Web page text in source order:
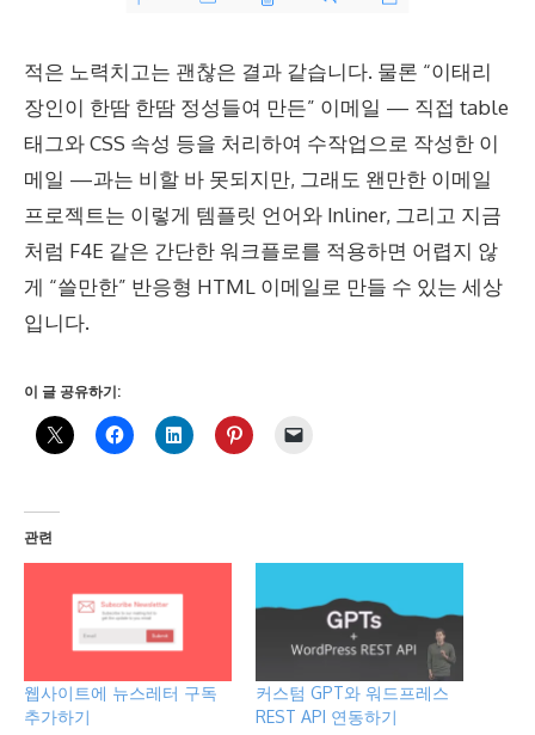
적은 노력치고는 괜찮은 결과 같습니다. 물론 “이태리
장인이 한땀 한땀 정성들여 만든” 이메일 — 직접 table
태그와 CSS 속성 등을 처리하여 수작업으로 작성한 이
메일 —과는 비할 바 못되지만, 그래도 왠만한 이메일
프로젝트는 이렇게 템플릿 언어와 Inliner, 그리고 지금
처럼 F4E 같은 간단한 워크플로를 적용하면 어렵지 않
게 “쓸만한” 반응형 HTML 이메일로 만들 수 있는 세상
입니다.
이 글 공유하기:
관련
웹사이트에 뉴스레터 구독
추가하기
커스텀 GPT와 워드프레스
REST API 연동하기